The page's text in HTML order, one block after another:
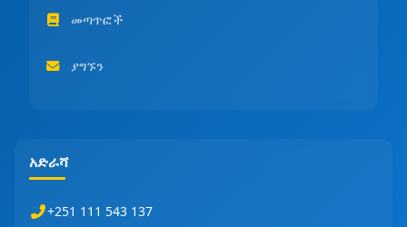
መጣጥፎች
ያግኙን
አድራሻ
+251 111 543 137